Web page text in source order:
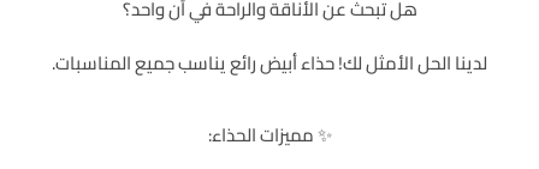
هل تبحث عن الأناقة والراحة في آن واحد؟
لدينا الحل الأمثل لك! حذاء أبيض رائع يناسب جميع المناسبات.
✨ مميزات الحذاء: